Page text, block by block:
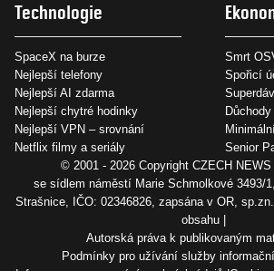
Technologie
SpaceX na burze
Nejlepší telefony
Nejlepší AI zdarma
Nejlepší chytré hodinky
Nejlepší VPN – srovnání
Netflix filmy a seriály
Smrt
Spořicí
Senior
© 2001 - 2026 Copyright CZECH
se sídlem náměstí Marie Schmolkové 3493/
Strašnice, IČO: 02346826, zapsána v OR,
obsahu
Autorská práva k publikovaným
Podmínky pro užívání služby